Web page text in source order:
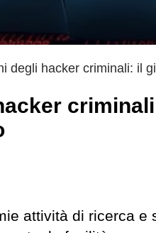
degli hacker criminali: il
attività di ricerca